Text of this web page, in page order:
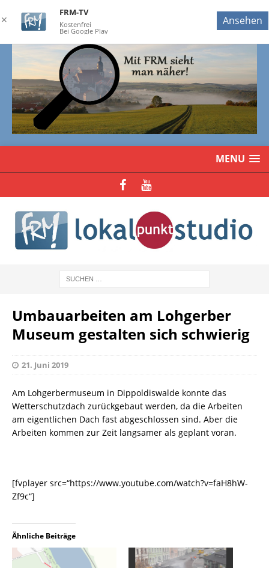
MENU
Umbauarbeiten am Lohgerber
Museum gestalten sich schwierig
21. Juni 2019
Am Lohgerbermuseum in Dippoldiswalde konnte das
Wetterschutzdach zurückgebaut werden, da die Arbeiten
am eigentlichen Dach fast abgeschlossen sind. Aber die
Arbeiten kommen zur Zeit langsamer als geplant voran.
[fvplayer src=“https://www.youtube.com/watch?v=faH8hW-
Zf9c“]
Ähnliche Beiträge
✕
FRM-TV
Kostenfrei
Bei Google Play
Ansehen